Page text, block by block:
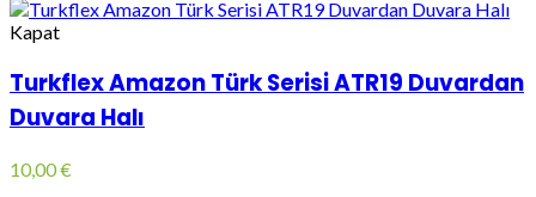
Kapat
Turkflex Amazon Türk Serisi ATR19 Duvardan
Duvara Halı
10,00€